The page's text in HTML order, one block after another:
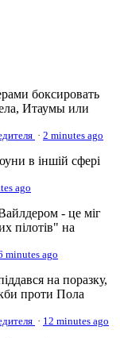
боксировать
Итаумы или
· 2 minutes ago
в іншій сфері
ago
- це міг
пілотів" на
minutes ago
на поразку,
проти Пола
· 12 minutes ago